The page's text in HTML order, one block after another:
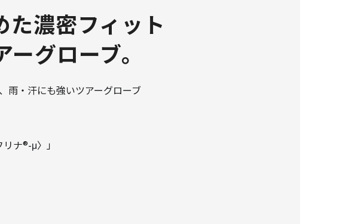
た濃密フィット
グローブ。
雨・汗にも強いツアーグローブ
ナ®-μ〉」